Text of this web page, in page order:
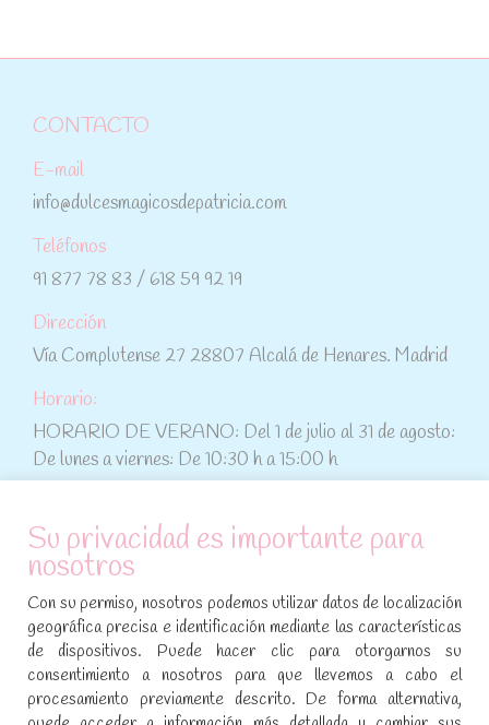
CONTACTO
E-mail
info@dulcesmagicosdepatricia.com
Teléfonos
91 877 78 83 / 618 59 92 19
Dirección
Vía Complutense 27 28807 Alcalá de Henares. Madrid
Horario:
HORARIO DE VERANO: Del 1 de julio al 31 de agosto:
De lunes a viernes: De 10:30 h a 15:00 h
ATENCIÓN AL CLIENTE
Condiciones de compra
Aviso legal y política de privacidad
Política de cookies
Su privacidad es importante para
nosotros
Con su permiso, nosotros podemos utilizar datos de localización
geográfica precisa e identificación mediante las características
de dispositivos. Puede hacer clic para otorgarnos su
consentimiento a nosotros para que llevemos a cabo el
procesamiento previamente descrito. De forma alternativa,